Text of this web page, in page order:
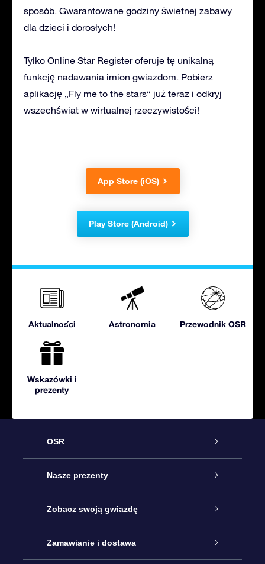
sposób. Gwarantowane godziny świetnej zabawy
dla dzieci i dorosłych!
Tylko Online Star Register oferuje tę unikalną
funkcję nadawania imion gwiazdom. Pobierz
aplikację „Fly me to the stars” już teraz i odkryj
wszechświat w wirtualnej rzeczywistości!
App Store (iOS)
Play Store (Android)
Aktualności Astronomia Przewodnik OSR
Wskazówki i
prezenty
OSR
Obsługa
Kontakt
Blog
Nasze prezenty
Podarunek Gwiazda Online
Pakiet Podarunkowy OSR
Zobacz swoją gwiazdę
Rejestr Gwiazd
Zamawianie i dostawa